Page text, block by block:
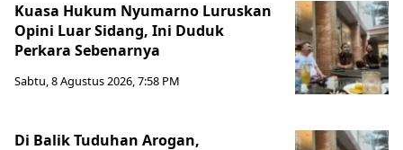
Kuasa Hukum Nyumarno Luruskan
Opini Luar Sidang, Ini Duduk
Perkara Sebenarnya ​
Sabtu, 8 Agustus 2026, 7:58 PM
Di Balik Tuduhan Arogan,